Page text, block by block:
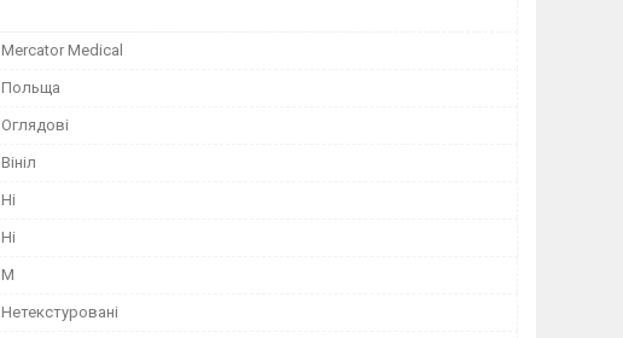
Mercator Medical
Польща
Оглядові
Вініл
Ні
Ні
M
Нетекстуровані